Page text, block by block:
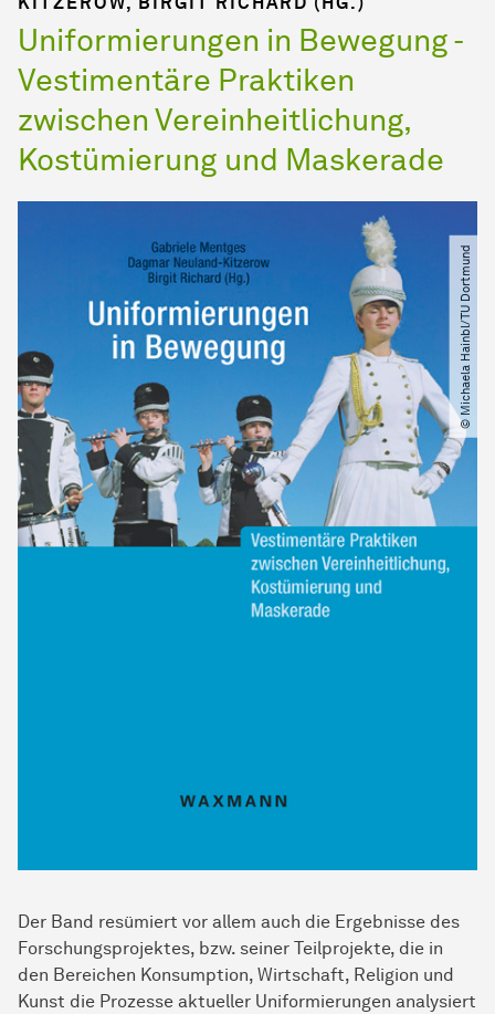
Uniformierungen in Bewegung -
Vestimentäre Praktiken
zwischen Vereinheitlichung,
Kostümierung und Maskerade
© Michaela Hainbl​/​TU Dortmund
Der Band resümiert vor allem auch die Ergebnisse des
Forschungsprojektes, bzw. seiner Teilprojekte, die in
den Bereichen Konsumption, Wirtschaft, Religion und
Kunst die Prozesse aktueller Uniformierungen analysiert